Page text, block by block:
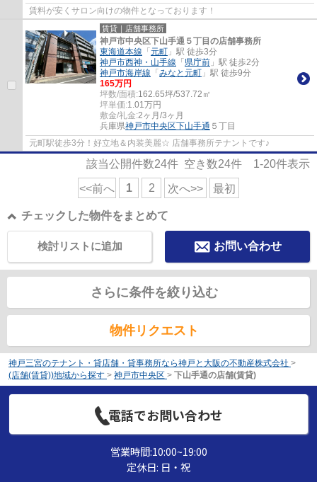
賃料が安くサロン向けの物件となっております！
賃貸｜店舗事務所
神戸市中央区下山手通５丁目の店舗事務所
東海道本線 「 元町 」駅 徒歩3分
神戸市西神・山手線 「 県庁前 」駅 徒歩2分
神戸市海岸線 「 みなと元町 」駅 徒歩9分
165万円
坪数/面積:162.65坪/537.72㎡
坪単価:1.01万円
敷金/礼金:2ヶ月/3ヶ月
兵庫県神戸市中央区下山手通 ５丁目
元町駅徒歩3分！好立地＆内装美麗☆ 店舗事務所テナントです♪
該当公開件数24件 空き数24件 1-20件表示
<<前へ 1 2 次へ>> 最初
チェックした物件をまとめて
お問い合わせ
検討リストに追加
さらに条件を絞り込む
物件リクエスト
神戸三宮のテナント・貸店舗・貸事務所なら神戸と大阪の不動産株式会社 >
(店舗(賃貸))地域から探す > 神戸市中央区 > 下山手通の店舗(賃貸)
電話でお問い合わせ
営業時間:10:00~19:00
定休日: 日・祝